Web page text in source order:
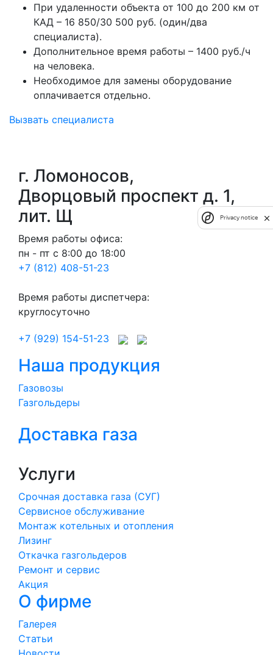
При удаленности объекта от 100 до 200 км от
КАД – 16 850/30 500 руб. (один/два
специалиста).
Дополнительное время работы – 1400 руб./ч
на человека.
Необходимое для замены оборудование
оплачивается отдельно.
Вызвать специалиста
г. Ломоносов,
Дворцовый проспект д. 1,
лит. Щ
Время работы офиса:
пн - пт с 8:00 до 18:00
+7 (812) 408-51-23
Время работы диспетчера:
круглосуточно
+7 (929) 154-51-23
Наша продукция
Газовозы
Газгольдеры
Доставка газа
Услуги
Срочная доставка газа (СУГ)
Сервисное обслуживание
Монтаж котельных и отопления
Лизинг
Откачка газгольдеров
Ремонт и сервис
Акция
О фирме
Галерея
Статьи
Privacy notice